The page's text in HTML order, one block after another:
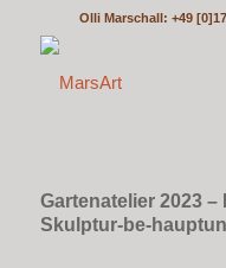
Olli Marschall: +49
Gartenatelier 2023
Skulptur-be-